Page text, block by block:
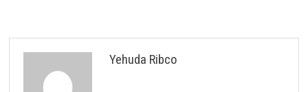
Yehuda Ribco